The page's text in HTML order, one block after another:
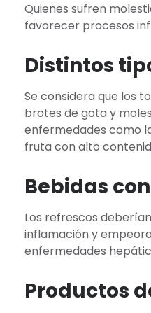
Quienes sufren
favorecer procesos
Distintos
Se considera que los
brotes de gota y
enfermedades como
fruta con alto
Bebidas
Los refrescos
inflamación y
enfermedades
Productos